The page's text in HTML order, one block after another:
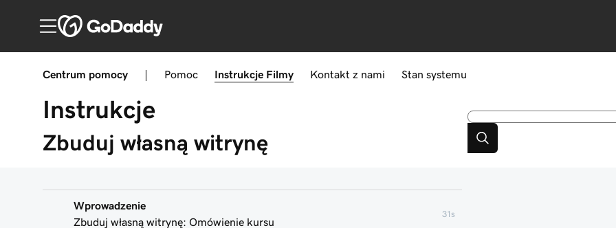
Centrum pomocy Pomoc Instrukcje Filmy Kontakt z nami Stan systemu
Instrukcje
Zbuduj własną witrynę
Wprowadzenie
Zbuduj własną witrynę: Omówienie kursu
31s